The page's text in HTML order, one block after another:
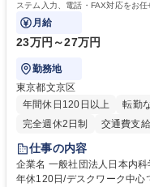
ステム入力、電話・FAX対応をお
などにも幅広く携わっていただきま
月給
23万円～27万円
勤務地
東京都文京区
年間休日120日以上
転勤
完全週休2日制
交通費支給
仕事の内容
企業名 一般社団法人日本内科学会 求人名 第二新卒歓迎！【正
年休120日/デスクワーク中心で残業少なめ 仕事